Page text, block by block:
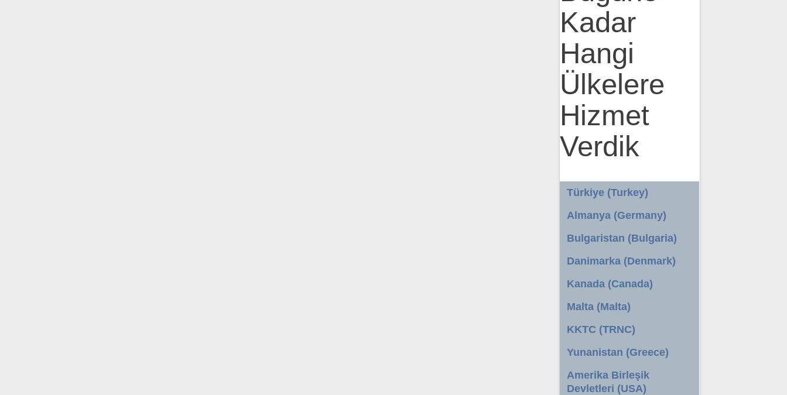
Kadar
Hangi
Ülkelere
Hizmet
Verdik
Türkiye (Turkey)
Almanya (Germany)
Bulgaristan (Bulgaria)
Danimarka (Denmark)
Kanada (Canada)
Malta (Malta)
KKTC (TRNC)
Yunanistan (Greece)
Amerika Birleşik
Devletleri (USA)